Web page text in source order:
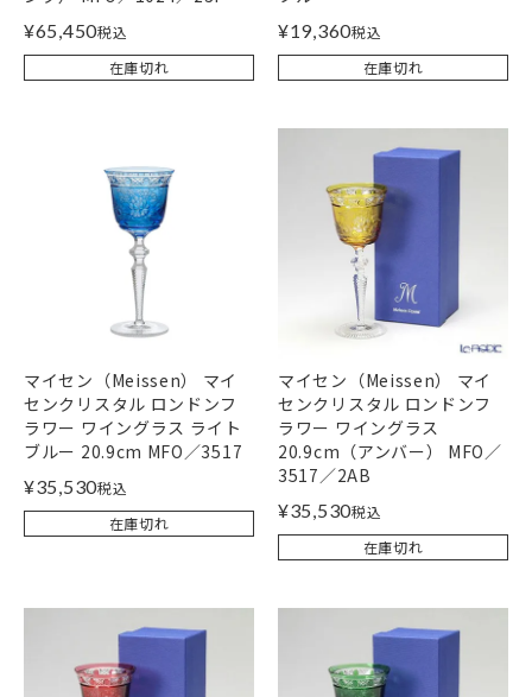
¥65,450税込
在庫切れ
¥19,360税込
在庫切れ
マイセン（Meissen） マイ
センクリスタル ロンドンフ
ラワー ワイングラス ライト
ブルー 20.9cm MFO／3517
¥35,530税込
在庫切れ
マイセン（Meissen） マイ
センクリスタル ロンドンフ
ラワー ワイングラス
20.9cm（アンバー） MFO／
3517／2AB
¥35,530税込
在庫切れ